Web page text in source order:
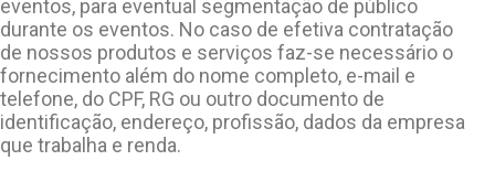
eventos, para eventual segmentação de público
durante os eventos. No caso de efetiva contratação
de nossos produtos e serviços faz-se necessário o
fornecimento além do nome completo, e-mail e
telefone, do CPF, RG ou outro documento de
identificação, endereço, profissão, dados da empresa
que trabalha e renda.